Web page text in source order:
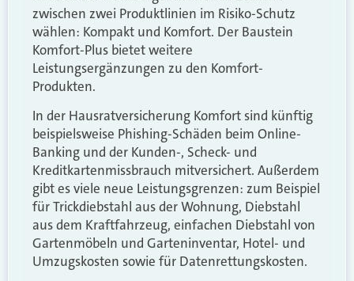
zwischen zwei Produktlinien im Risiko-Schutz
wählen: Kompakt und Komfort. Der Baustein
Komfort-Plus bietet weitere
Leistungsergänzungen zu den Komfort-
Produkten.
In der Hausratversicherung Komfort sind künftig
beispielsweise Phishing-Schäden beim Online-
Banking und der Kunden-, Scheck- und
Kreditkartenmissbrauch mitversichert. Außerdem
gibt es viele neue Leistungsgrenzen: zum Beispiel
für Trickdiebstahl aus der Wohnung, Diebstahl
aus dem Kraftfahrzeug, einfachen Diebstahl von
Gartenmöbeln und Garteninventar, Hotel- und
Umzugskosten sowie für Datenrettungskosten.